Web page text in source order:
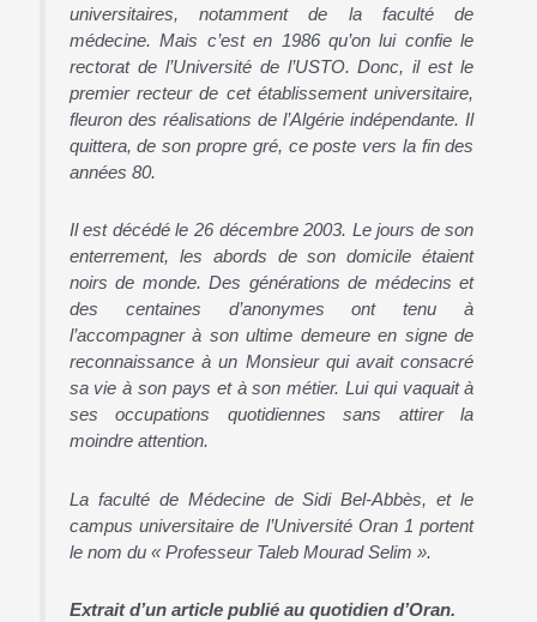
universitaires, notamment de la faculté de
médecine. Mais c’est en 1986 qu’on lui confie le
rectorat de l’Université de l’USTO. Donc, il est le
premier recteur de cet établissement universitaire,
fleuron des réalisations de l’Algérie indépendante. Il
quittera, de son propre gré, ce poste vers la fin des
années 80.
Il est décédé le 26 décembre 2003. Le jours de son
enterrement, les abords de son domicile étaient
noirs de monde. Des générations de médecins et
des centaines d’anonymes ont tenu à
l’accompagner à son ultime demeure en signe de
reconnaissance à un Monsieur qui avait consacré
sa vie à son pays et à son métier. Lui qui vaquait à
ses occupations quotidiennes sans attirer la
moindre attention.
La faculté de Médecine de Sidi Bel-Abbès, et le
campus universitaire de l’Université Oran 1 portent
le nom du « Professeur Taleb Mourad Selim ».
Extrait d’un article publié au quotidien d’Oran.